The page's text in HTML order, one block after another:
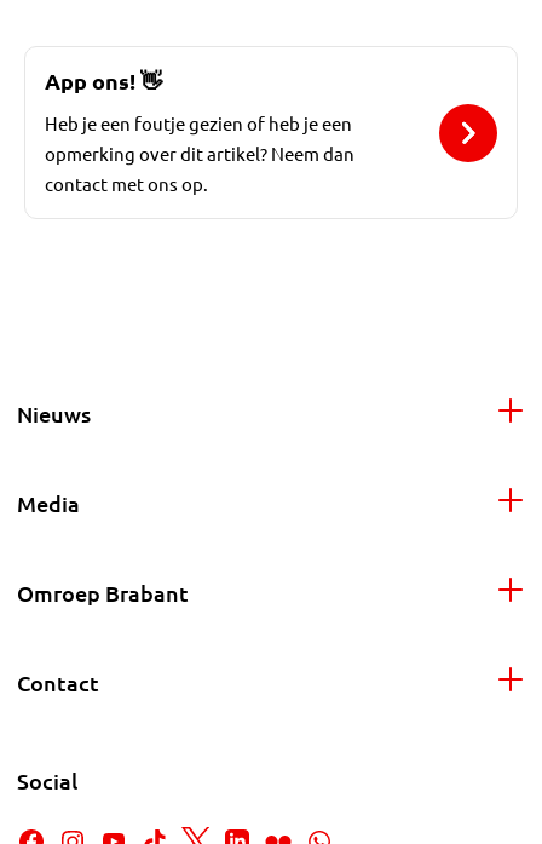
App ons!👋
Heb je een foutje gezien of heb je een
opmerking over dit artikel? Neem dan
contact met ons op.
Nieuws
Media
Omroep Brabant
Contact
Social